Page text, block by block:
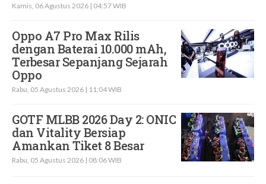
Kamis, 06 Agustus 2026 | 04:57 WIB
Oppo A7 Pro Max Rilis
dengan Baterai 10.000 mAh,
Terbesar Sepanjang Sejarah
Oppo
Rabu, 05 Agustus 2026 | 11:04 WIB
GOTF MLBB 2026 Day 2: ONIC
dan Vitality Bersiap
Amankan Tiket 8 Besar
Rabu, 05 Agustus 2026 | 08:06 WIB